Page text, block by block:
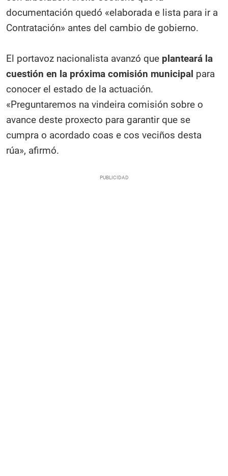
documentación quedó «elaborada e lista para ir a
Contratación» antes del cambio de gobierno.
El portavoz nacionalista avanzó que planteará la
cuestión en la próxima comisión municipal para
conocer el estado de la actuación.
«Preguntaremos na vindeira comisión sobre o
avance deste proxecto para garantir que se
cumpra o acordado coas e cos veciños desta
rúa», afirmó.